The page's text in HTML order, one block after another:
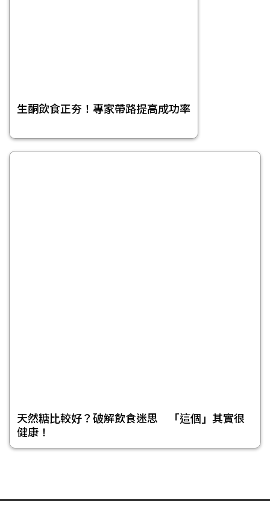
生酮飲食正夯！專家帶路提高成功率
天然糖比較好？破解飲食迷思 「這個」其實很
健康！